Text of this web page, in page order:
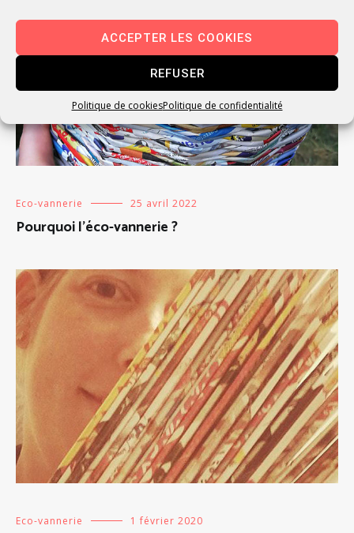
ACCEPTER LES COOKIES
REFUSER
Politique de cookiesPolitique de confidentialité
Eco-vannerie 25 avril 2022
Pourquoi l’éco-vannerie ?
Eco-vannerie 1 février 2020